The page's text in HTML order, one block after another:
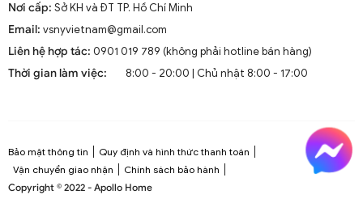
cơ, cánh quạt, bộ điều khiển và thân quạt. Các cánh quạt
được chế tạo từ chất liệu như gỗ, kim loại hoặc
composite để đảm bảo độ bền và hiệu suất.
Nguyên lý hoạt động cơ bản
Động cơ điện làm quay các cánh quạt, tạo ra dòng không
khí tuần hoàn trong không gian phòng.
Công nghệ tiên tiến tích hợp
Nơi cấp: Sở KH và ĐT TP. Hồ Chí Minh
Email: vsnyvietnam@gmail.com
Liên hệ hợp tác: 0901 019 789 (không phải hotline bán hàng)
Thời gian làm việc:
8:00 - 20:00 | Chủ nhật 8:00 - 17:00
Bảo mật thông tin
Quy định và hình thức thanh toán
Vận chuyển giao nhận
Chính sách bảo hành
Copyright © 2022 - Apollo Home